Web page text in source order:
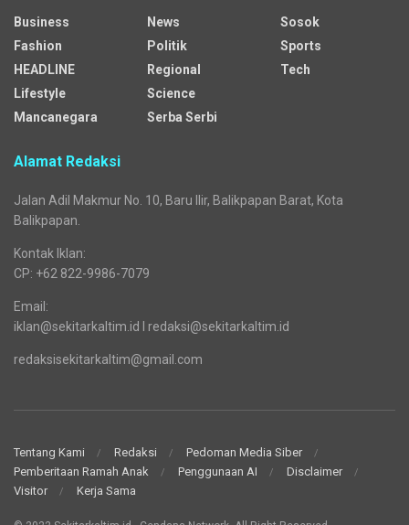
Business
Fashion
HEADLINE
Lifestyle
Mancanegara
News
Politik
Regional
Science
Serba Serbi
Sosok
Sports
Tech
Alamat Redaksi
Jalan Adil Makmur No. 10, Baru Ilir, Balikpapan Barat, Kota
Balikpapan.
Kontak Iklan:
CP: +62 822-9986-7079
Email:
iklan@sekitarkaltim.id I redaksi@sekitarkaltim.id
redaksisekitarkaltim@gmail.com
Tentang Kami Redaksi
Pedoman Media Siber
Pemberitaan Ramah Anak
Penggunaan AI
Disclaimer
Visitor
Kerja Sama